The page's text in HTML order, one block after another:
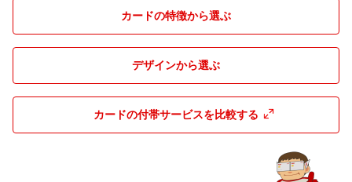
カードの特徴から選ぶ
デザインから選ぶ
カードの付帯サービスを比較する